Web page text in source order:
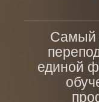
Самый
единой